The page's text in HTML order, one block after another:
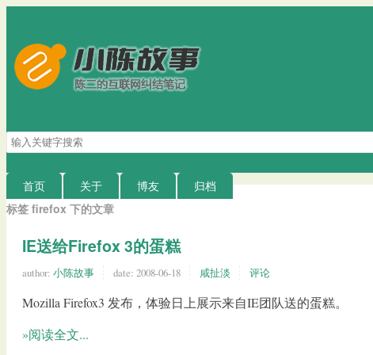
搜
索
关
字
首页 关于 博友 归档
标签 firefox 下的文章
IE送给Firefox 3的蛋糕
author: 小陈故事 date: 2008-06-18 咸扯淡 评论
Mozilla Firefox3 发布，体验日上展示来自IE团队送的蛋糕。
»阅读全文...